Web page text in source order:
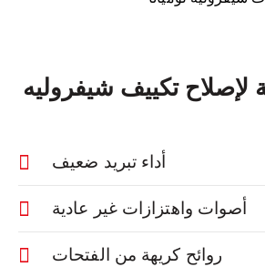
لإصلاح تكييف شيفروليه
أداء تبريد ضعيف
أصوات واهتزازات غير عادية
روائح كريهة من الفتحات